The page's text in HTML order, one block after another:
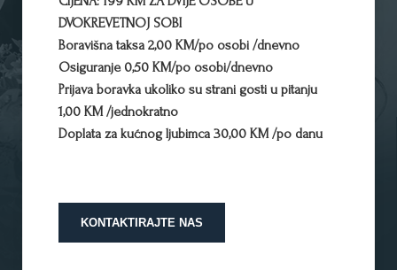
DVOKREVETNOJ SOBI
Boravišna taksa 2,00 KM/po osobi /dnevno
Osiguranje 0,50 KM/po osobi/dnevno
Prijava boravka ukoliko su strani gosti u pitanju
1,00 KM /jednokratno
Doplata za kućnog ljubimca 30,00 KM /po danu
KONTAKTIRAJTE NAS